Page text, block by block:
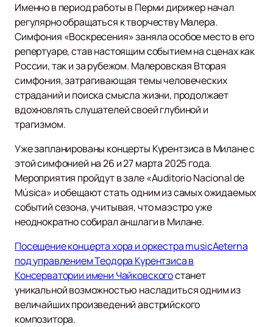
Именно в период работы в Перми дирижер начал
регулярно обращаться к творчеству Малера.
Симфония «Воскресения» заняла особое место в его
репертуаре, став настоящим событием на сценах как
России, так и за рубежом. Малеровская Вторая
симфония, затрагивающая темы человеческих
страданий и поиска смысла жизни, продолжает
вдохновлять слушателей своей глубиной и
трагизмом.
Уже запланированы концерты Курентзиса в Милане с
этой симфонией на 26 и 27 марта 2025 года.
Мероприятия пройдут в зале «Auditorio Nacional de
Música» и обещают стать одним из самых ожидаемых
событий сезона, учитывая, что маэстро уже
неоднократно собирал аншлаги в Милане.
Посещение концерта хора и оркестра musicAeterna
под управлением Теодора Курентзиса в
Консерватории имени Чайковскогостанет
уникальной возможностью насладиться одним из
величайших произведений австрийского
композитора.